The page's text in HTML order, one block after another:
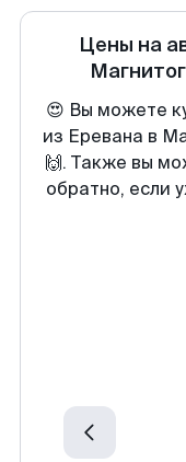
Цены на
😍 Вы можете
из Еревана в
🙌. Также вы
обратно, если